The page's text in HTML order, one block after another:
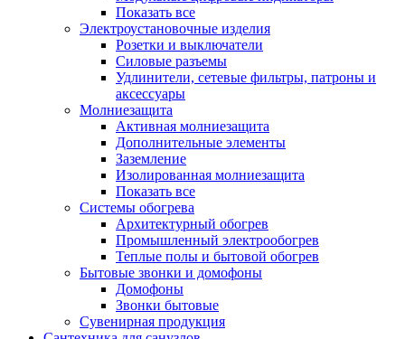
Показать все
Электроустановочные изделия
Розетки и выключатели
Силовые разъемы
Удлинители, сетевые фильтры, патроны и
аксессуары
Молниезащита
Активная молниезащита
Дополнительные элементы
Заземление
Изолированная молниезащита
Показать все
Системы обогрева
Архитектурный обогрев
Промышленный электрообогрев
Теплые полы и бытовой обогрев
Бытовые звонки и домофоны
Домофоны
Звонки бытовые
Сувенирная продукция